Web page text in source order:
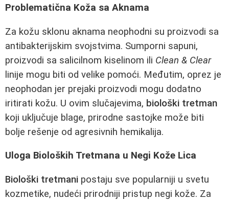
Problematična Koža sa Aknama
Za kožu sklonu aknama neophodni su proizvodi sa
antibakterijskim svojstvima. Sumporni sapuni,
proizvodi sa salicilnom kiselinom ili Clean & Clear
linije mogu biti od velike pomoći. Međutim, oprez je
neophodan jer prejaki proizvodi mogu dodatno
iritirati kožu. U ovim slučajevima, biološki tretman
koji uključuje blage, prirodne sastojke može biti
bolje rešenje od agresivnih hemikalija.
Uloga Bioloških Tretmana u Negi Kože Lica
Biološki tretmani postaju sve popularniji u svetu
kozmetike, nudeći prirodniji pristup negi kože. Za